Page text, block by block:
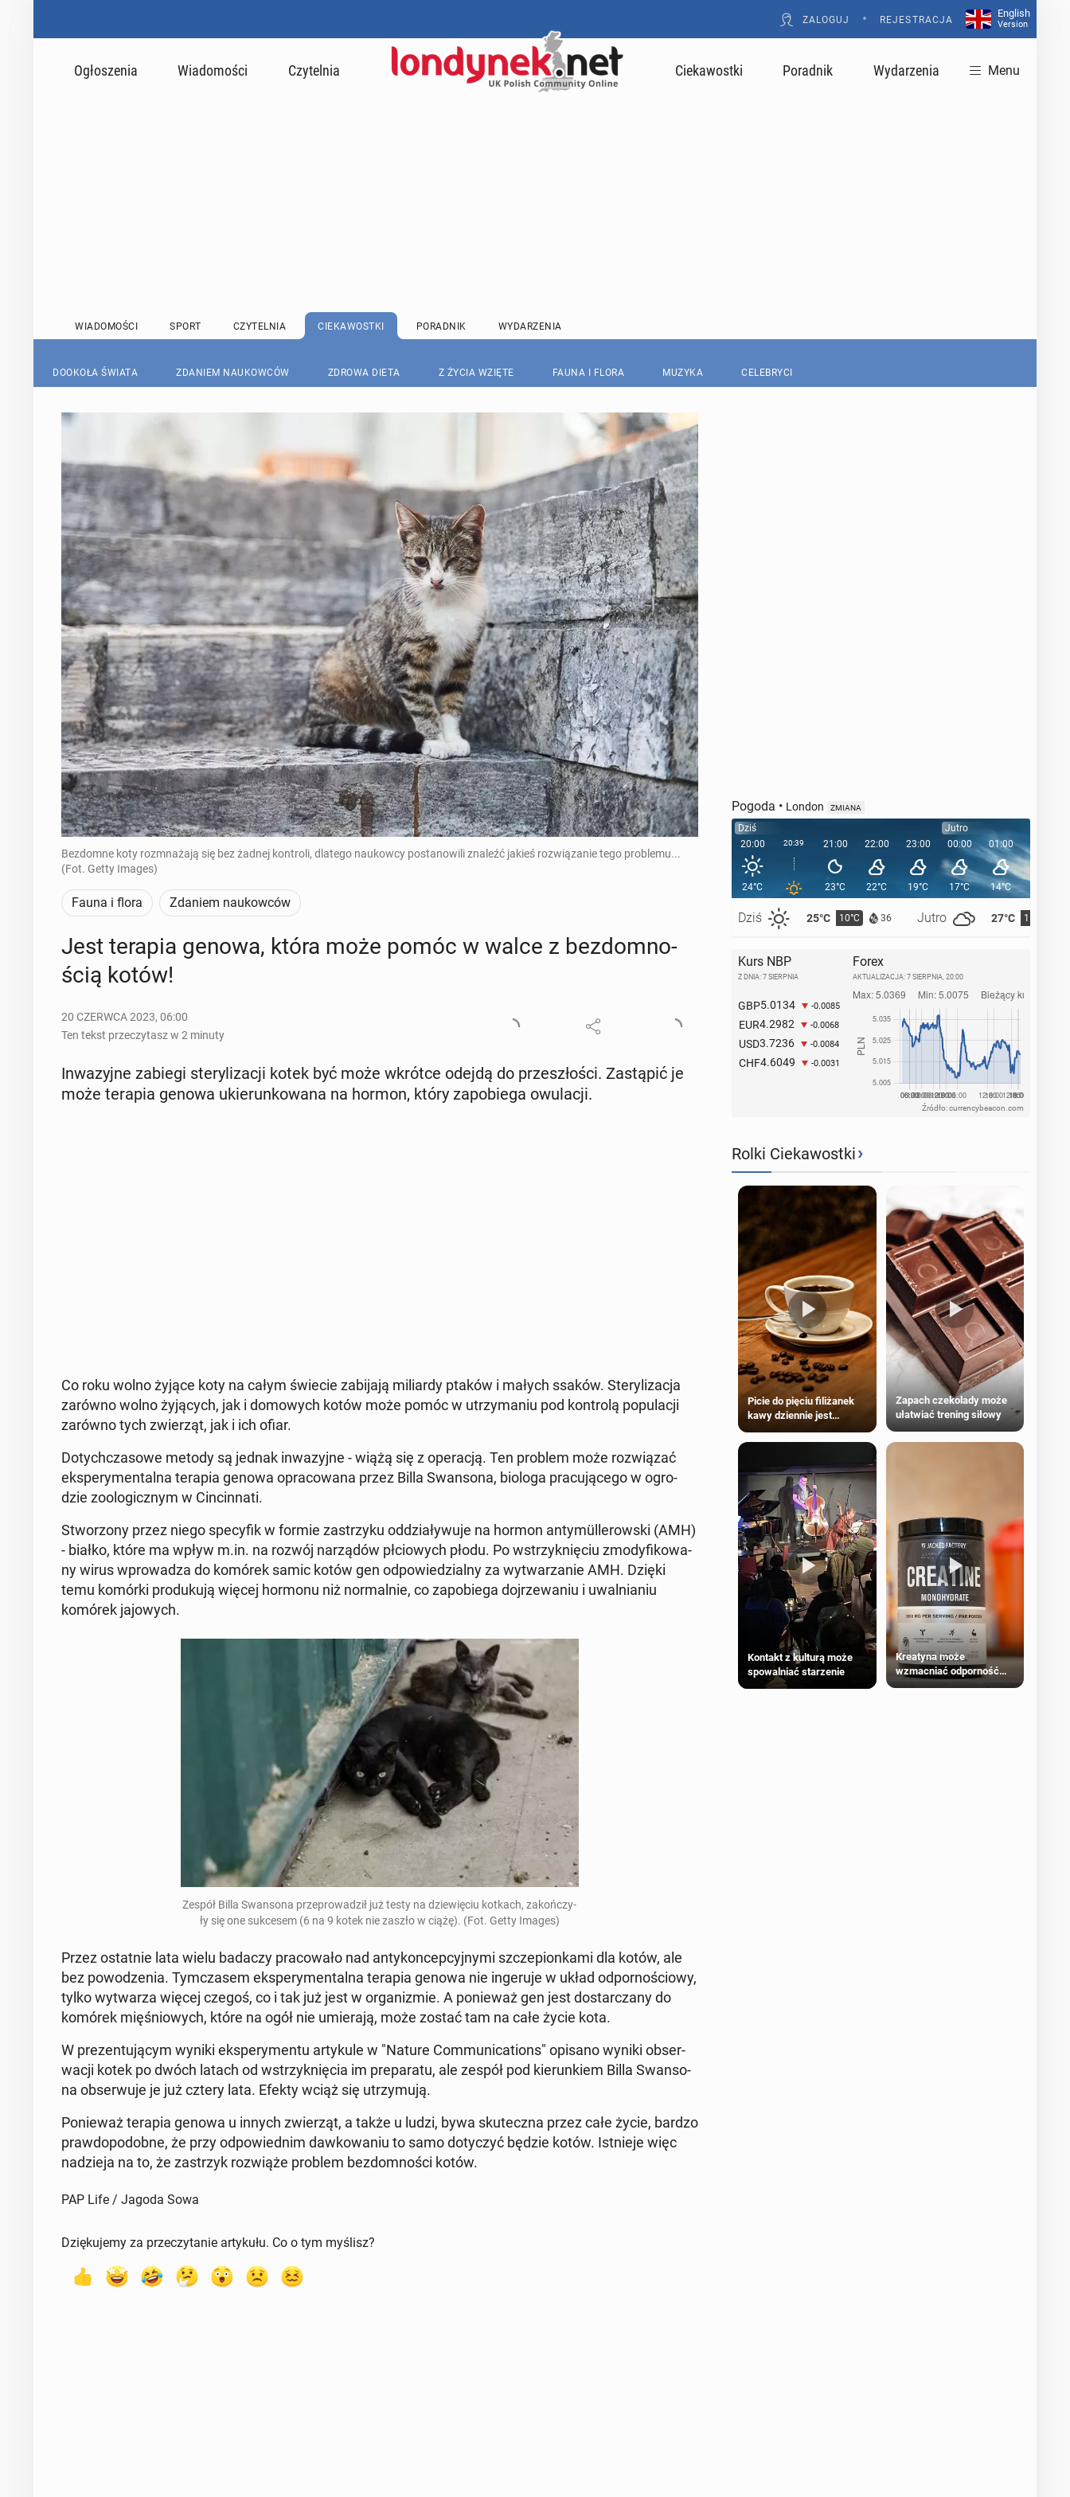
ZALOGUJ • REJESTRACJA
English
Version
Ogłoszenia Wiadomości Czytelnia Ciekawostki Poradnik Wydarzenia Menu
WIADOMOŚCI SPORT CZYTELNIA CIEKAWOSTKI PORADNIK WYDARZENIA
DOOKOŁA ŚWIATA ZDANIEM NAUKOWCÓW ZDROWA DIETA Z ŻYCIA WZIĘTE FAUNA I FLORA MUZYKA CELEBRYCI
Bezdomne koty rozmnażają się bez żadnej kontroli, dlatego naukowcy postanowili znaleźć jakieś rozwiązanie tego problemu...
(Fot. Getty Images)
Fauna i flora Zdaniem naukowców
Jest terapia genowa, która może pomóc w walce z bez­dom­no­
ścią kotów!
20 CZERWCA 2023, 06:00
Ten tekst przeczytasz w 2 minuty
In­wa­zyj­ne zabiegi ste­ry­li­za­cji kotek być może wkrótce odejdą do prze­szło­ści. Za­stą­pić je
może terapia genowa ukie­run­ko­wa­na na hormon, który za­po­bie­ga owu­la­cji.
Co roku wolno żyjące koty na całym świecie za­bi­ja­ją mi­liar­dy ptaków i małych ssaków. Ste­ry­li­za­cja
zarówno wolno ży­ją­cych, jak i do­mo­wych kotów może pomóc w utrzy­ma­niu pod kon­tro­lą po­pu­la­cji
zarówno tych zwie­rząt, jak i ich ofiar.
Do­tych­cza­so­we metody są jednak in­wa­zyj­ne - wiążą się z ope­ra­cją. Ten problem może roz­wią­zać
eks­pe­ry­men­tal­na terapia genowa opra­co­wa­na przez Billa Swan­so­na, biologa pra­cu­ją­ce­go w ogro­
dzie zoo­lo­gicz­nym w Cin­cin­na­ti.
Stwo­rzo­ny przez niego spe­cy­fik w formie za­strzy­ku od­dzia­ły­wu­je na hormon an­ty­mül­le­row­ski (AMH)
- białko, które ma wpływ m.in. na rozwój na­rzą­dów płcio­wych płodu. Po wstrzyk­nię­ciu zmo­dy­fi­ko­wa­
ny wirus wpro­wa­dza do komórek samic kotów gen od­po­wie­dzial­ny za wy­twa­rza­nie AMH. Dzięki
temu komórki pro­du­ku­ją więcej hormonu niż nor­mal­nie, co za­po­bie­ga doj­rze­wa­niu i uwal­nia­niu
komórek ja­jo­wych.
Zespół Billa Swan­so­na prze­pro­wa­dził już testy na dzie­wię­ciu kotkach, za­koń­czy­
ły się one suk­ce­sem (6 na 9 kotek nie zaszło w ciążę). (Fot. Getty Images)
Przez ostat­nie lata wielu badaczy pra­co­wa­ło nad an­ty­kon­cep­cyj­ny­mi szcze­pion­ka­mi dla kotów, ale
bez po­wo­dze­nia. Tym­cza­sem eks­pe­ry­men­tal­na terapia genowa nie in­ge­ru­je w układ od­por­no­ścio­wy,
tylko wy­twa­rza więcej czegoś, co i tak już jest w or­ga­ni­zmie. A po­nie­waż gen jest do­star­cza­ny do
komórek mię­śnio­wych, które na ogół nie umie­ra­ją, może zostać tam na całe życie kota.
W pre­zen­tu­ją­cym wyniki eks­pe­ry­men­tu ar­ty­ku­le w "Nature Com­mu­ni­ca­tions" opisano wyniki ob­ser­
wa­cji kotek po dwóch latach od wstrzyk­nię­cia im pre­pa­ra­tu, ale zespół pod kie­run­kiem Billa Swan­so­
na ob­ser­wu­je je już cztery lata. Efekty wciąż się utrzy­mu­ją.
Po­nie­waż terapia genowa u innych zwie­rząt, a także u ludzi, bywa sku­tecz­na przez całe życie, bardzo
praw­do­po­dob­ne, że przy od­po­wied­nim daw­ko­wa­niu to samo do­ty­czyć będzie kotów. Ist­nie­je więc
na­dzie­ja na to, że za­strzyk roz­wią­że problem bez­dom­no­ści kotów.
PAP Life / Jagoda Sowa
Dziękujemy za przeczytanie artykułu. Co o tym myślisz?
Pogoda • London ZMIANA
Dziś
20:00
24°C
Dziś 25°C 10°C 36 Jutro 27°C 11°C
20:39 21:00
23°C
22:00
22°C
23:00
19°C
Jutro
00:00
17°C
01:00
14°C
02:00
Kurs NBP
Z DNIA: 7 SIERPNIA
GBP5.0134 -0.0085
EUR4.2982 -0.0068
USD3.7236 -0.0084
CHF4.6049 -0.0031
Forex
AKTUALIZACJA: 7 SIERPNIA, 20:00
Źródło: currencybeacon.com
Rolki Ciekawostki›
Picie do pięciu filiżanek
kawy dziennie jest
większości dorosłych
Zapach czekolady może
ułatwiać trening siłowy
Kontakt z kulturą może
spowalniać starzenie
Kreatyna może
wzmacniać odporność
przeciw nowotworom